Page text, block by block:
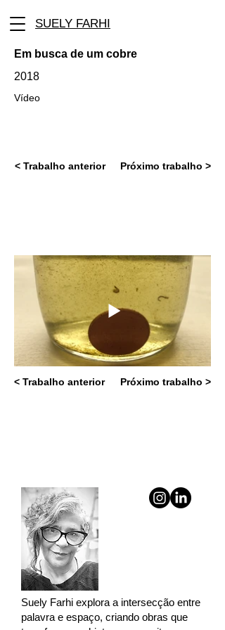
SUELY FARHI
Em busca de um cobre
2018
Vídeo
< Trabalho anterior Próximo trabalho >
< Trabalho anterior Próximo trabalho >
Suely Farhi explora a intersecção entre
palavra e espaço, criando obras que